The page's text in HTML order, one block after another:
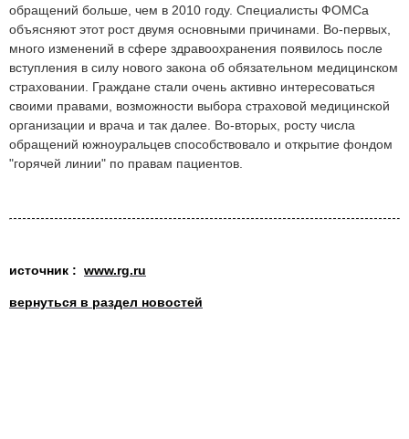
обращений больше, чем в 2010 году. Специалисты ФОМСа
объясняют этот рост двумя основными причинами. Во-первых,
много изменений в сфере здравоохранения появилось после
вступления в силу нового закона об обязательном медицинском
страховании. Граждане стали очень активно интересоваться
своими правами, возможности выбора страховой медицинской
организации и врача и так далее. Во-вторых, росту числа
обращений южноуральцев способствовало и открытие фондом
"горячей линии" по правам пациентов.
источник : www.rg.ru
вернуться в раздел новостей